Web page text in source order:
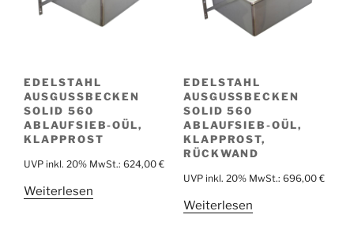
EDELSTAHL
AUSGUSSBECKEN
SOLID 560
ABLAUFSIEB-OÜL,
KLAPPROST
UVP inkl. 20% MwSt.: 624,00 €
Weiterlesen
EDELSTAHL
AUSGUSSBECKEN
SOLID 560
ABLAUFSIEB-OÜL,
KLAPPROST,
RÜCKWAND
UVP inkl. 20% MwSt.: 696,00 €
Weiterlesen